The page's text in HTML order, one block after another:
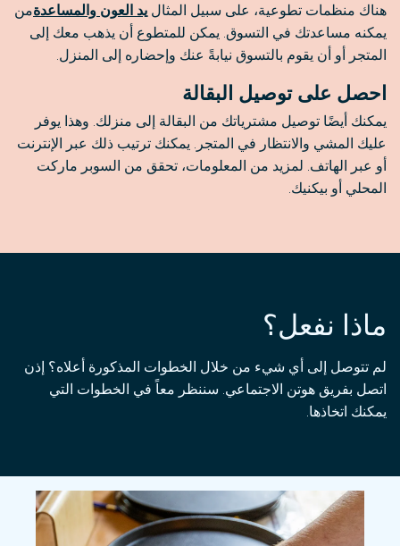
هناك منظمات تطوعية، على سبيل المثال يد العون والمساعدةمن
يمكنه مساعدتك في التسوق. يمكن للمتطوع أن يذهب معك إلى
المتجر أو أن يقوم بالتسوق نيابةً عنك وإحضاره إلى المنزل.
احصل على توصيل البقالة
يمكنك أيضًا توصيل مشترياتك من البقالة إلى منزلك. وهذا يوفر
عليك المشي والانتظار في المتجر. يمكنك ترتيب ذلك عبر الإنترنت
أو عبر الهاتف. لمزيد من المعلومات، تحقق من السوبر ماركت
المحلي أو بيكنيك.
ماذا نفعل؟
لم تتوصل إلى أي شيء من خلال الخطوات المذكورة أعلاه؟ إذن
اتصل بفريق هوتن الاجتماعي. سننظر معاً في الخطوات التي
يمكنك اتخاذها.